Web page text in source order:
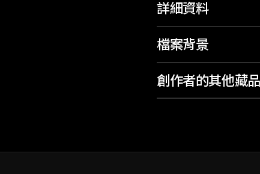
詳細資料
檔案背景
創作者的其他藏品